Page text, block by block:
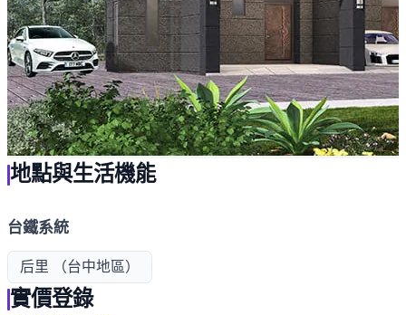
地點與生活機能
台鐵系統
后里 （台中地區）
實價登錄